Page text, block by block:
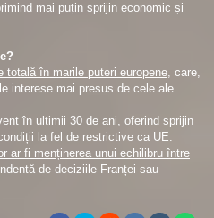
mai puțin sprijin economic și
totală în marile puteri europene, care,
interese mai presus de cele ale
în ultimii 30 de ani, oferind sprijin
la fel de restrictive ca UE.
ar fi menținerea unui echilibru între
de deciziile Franței sau